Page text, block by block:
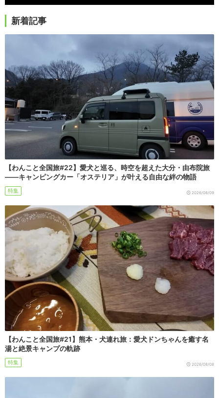
新着記事
【わんこと全国旅#22】愛犬と巡る、時空を超えた大分・由布院旅
――キャンピングカー「オステリア」が叶える自由な絆の物語
特集 2026/08/09
【わんこと全国旅#21】熊本・犬連れ旅：愛犬ドンちゃんを癒す名
湯と絶景キャンプの軌跡
特集 2026/08/08